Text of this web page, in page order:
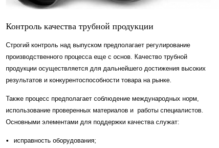
Контроль качества трубной продукции
Строгий контроль над выпуском предполагает регулирование
производственного процесса еще с основ. Качество трубной
продукции осуществляется для дальнейшего достижения высоких
результатов и конкурентоспособности товара на рынке.
Также процесс предполагает соблюдение международных норм,
использование проверенных материалов и работы специалистов.
Основными элементами для поддержки качества служат:
исправность оборудования;